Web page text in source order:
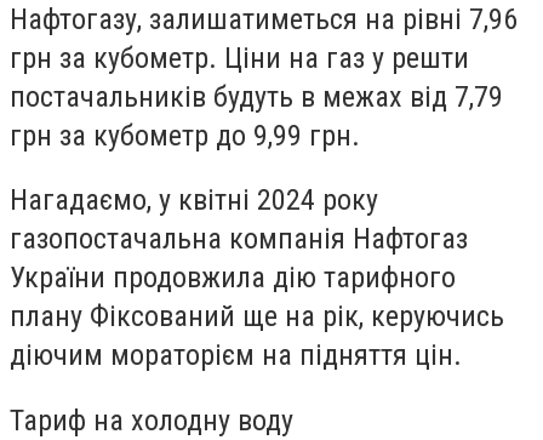
Нафтогазу, залишатиметься на рівні 7,96
грн за кубометр. Ціни на газ у решти
постачальників будуть в межах від 7,79
грн за кубометр до 9,99 грн.
Нагадаємо, у квітні 2024 року
газопостачальна компанія Нафтогаз
України продовжила дію тарифного
плану Фіксований ще на рік, керуючись
діючим мораторієм на підняття цін.
Тариф на холодну воду